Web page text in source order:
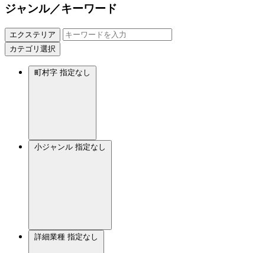
ジャンル／キーワード
エクステリア
カテゴリ選択
町村字 指定なし
小ジャンル 指定なし
詳細業種 指定なし